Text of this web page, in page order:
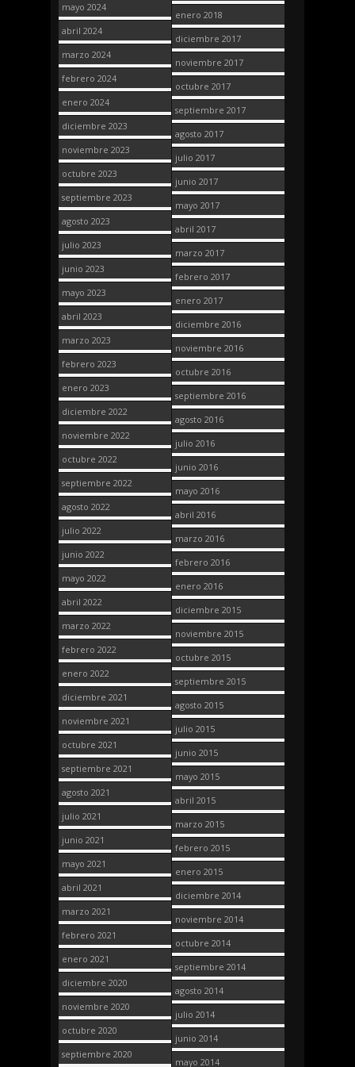
mayo 2024
abril 2024
marzo 2024
febrero 2024
enero 2024
diciembre 2023
noviembre 2023
octubre 2023
septiembre 2023
agosto 2023
julio 2023
junio 2023
mayo 2023
abril 2023
marzo 2023
febrero 2023
enero 2023
diciembre 2022
noviembre 2022
octubre 2022
septiembre 2022
agosto 2022
julio 2022
junio 2022
mayo 2022
abril 2022
marzo 2022
febrero 2022
enero 2022
diciembre 2021
noviembre 2021
octubre 2021
septiembre 2021
agosto 2021
julio 2021
junio 2021
mayo 2021
abril 2021
marzo 2021
febrero 2021
enero 2021
diciembre 2020
noviembre 2020
octubre 2020
septiembre 2020
enero 2018
diciembre 2017
noviembre 2017
octubre 2017
septiembre 2017
agosto 2017
julio 2017
junio 2017
mayo 2017
abril 2017
marzo 2017
febrero 2017
enero 2017
diciembre 2016
noviembre 2016
octubre 2016
septiembre 2016
agosto 2016
julio 2016
junio 2016
mayo 2016
abril 2016
marzo 2016
febrero 2016
enero 2016
diciembre 2015
noviembre 2015
octubre 2015
septiembre 2015
agosto 2015
julio 2015
junio 2015
mayo 2015
abril 2015
marzo 2015
febrero 2015
enero 2015
diciembre 2014
noviembre 2014
octubre 2014
septiembre 2014
agosto 2014
julio 2014
junio 2014
mayo 2014